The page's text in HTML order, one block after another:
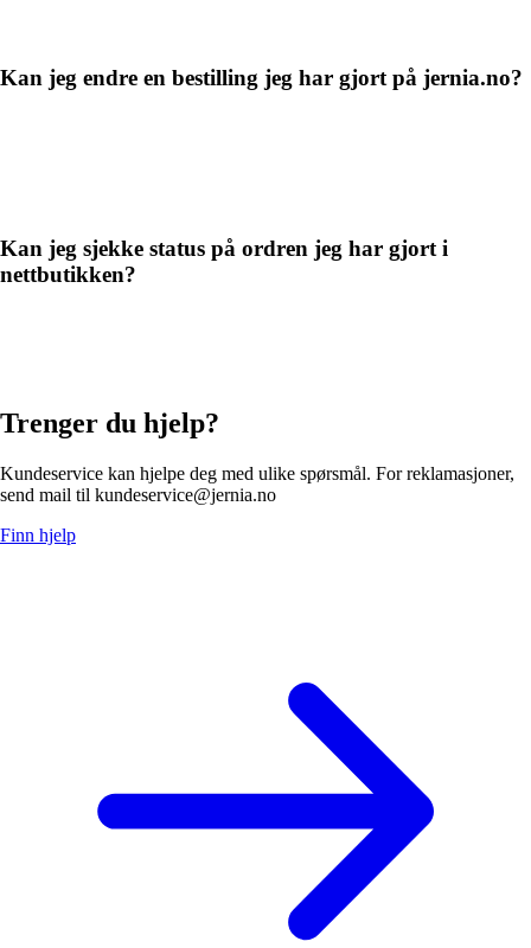
Kan jeg endre en bestilling jeg har gjort på jernia.no?
Kan jeg sjekke status på ordren jeg har gjort i
nettbutikken?
Trenger du hjelp?
Kundeservice kan hjelpe deg med ulike spørsmål. For reklamasjoner,
send mail til kundeservice@jernia.no
Finn hjelp